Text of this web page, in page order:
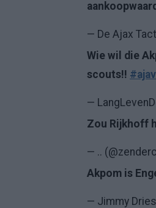
— De Ajax
Wie wil die
scouts!!
—
Zou Rijkhoff
— ..
Akpom is
— Jimmy